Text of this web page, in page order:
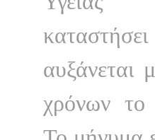
αυξάνεται
χρόνων το